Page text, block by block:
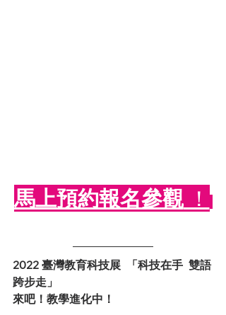
馬上預約報名參觀 ！
2022 臺灣教育科技展  「科技在手  雙語
跨步走」
來吧！教學進化中！